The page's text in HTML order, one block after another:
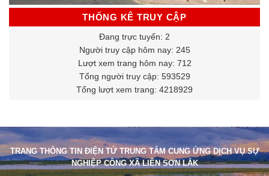
THỐNG KÊ TRUY CẬP
Đang trực tuyến: 2
Người truy cập hôm nay: 245
Lượt xem trang hôm nay: 712
Tổng người truy cập: 593529
Tổng lượt xem trang: 4218929
TRANG THÔNG TIN ĐIỆN TỬ TRUNG TÂM CUNG ỨNG DỊCH VỤ SỰ
NGHIỆP CÔNG XÃ LIÊN SƠN LẮK